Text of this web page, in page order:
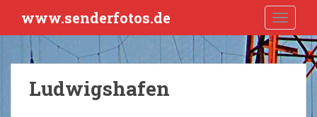
i
www.senderfotos.de
Ludwigshafen